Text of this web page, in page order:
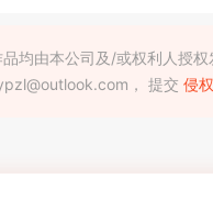
均由本公司及/或权利人授
， 提交 侵